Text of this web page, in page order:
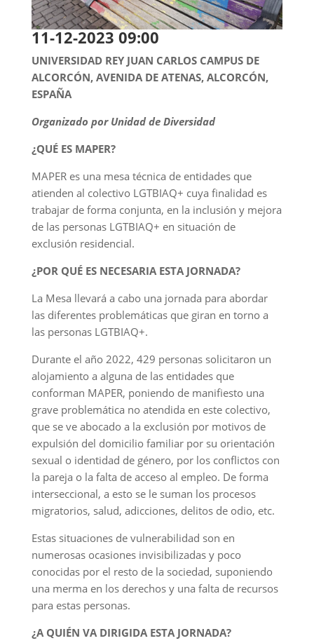
11-12-2023 09:00
UNIVERSIDAD REY JUAN CARLOS CAMPUS DE
ALCORCÓN, AVENIDA DE ATENAS, ALCORCÓN,
ESPAÑA
Organizado por Unidad de Diversidad
¿QUÉ ES MAPER?
MAPER es una mesa técnica de entidades que
atienden al colectivo LGTBIAQ+ cuya finalidad es
trabajar de forma conjunta, en la inclusión y mejora
de las personas LGTBIAQ+ en situación de
exclusión residencial.
¿POR QUÉ ES NECESARIA ESTA JORNADA?
La Mesa llevará a cabo una jornada para abordar
las diferentes problemáticas que giran en torno a
las personas LGTBIAQ+.
Durante el año 2022, 429 personas solicitaron un
alojamiento a alguna de las entidades que
conforman MAPER, poniendo de manifiesto una
grave problemática no atendida en este colectivo,
que se ve abocado a la exclusión por motivos de
expulsión del domicilio familiar por su orientación
sexual o identidad de género, por los conflictos con
la pareja o la falta de acceso al empleo. De forma
interseccional, a esto se le suman los procesos
migratorios, salud, adicciones, delitos de odio, etc.
Estas situaciones de vulnerabilidad son en
numerosas ocasiones invisibilizadas y poco
conocidas por el resto de la sociedad, suponiendo
una merma en los derechos y una falta de recursos
para estas personas.
¿A QUIÉN VA DIRIGIDA ESTA JORNADA?